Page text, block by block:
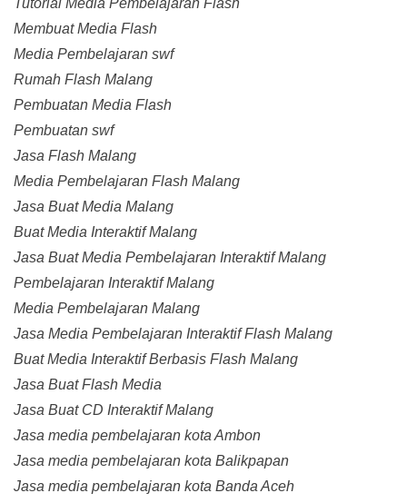
Tutorial Media Pembelajaran Flash
Membuat Media Flash
Media Pembelajaran swf
Rumah Flash Malang
Pembuatan Media Flash
Pembuatan swf
Jasa Flash Malang
Media Pembelajaran Flash Malang
Jasa Buat Media Malang
Buat Media Interaktif Malang
Jasa Buat Media Pembelajaran Interaktif Malang
Pembelajaran Interaktif Malang
Media Pembelajaran Malang
Jasa Media Pembelajaran Interaktif Flash Malang
Buat Media Interaktif Berbasis Flash Malang
Jasa Buat Flash Media
Jasa Buat CD Interaktif Malang
Jasa media pembelajaran kota Ambon
Jasa media pembelajaran kota Balikpapan
Jasa media pembelajaran kota Banda Aceh